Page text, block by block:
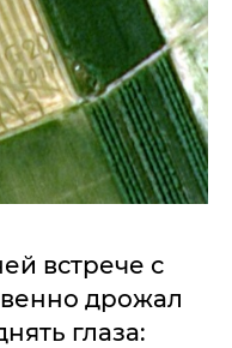
встрече с
дрожал
глаза: